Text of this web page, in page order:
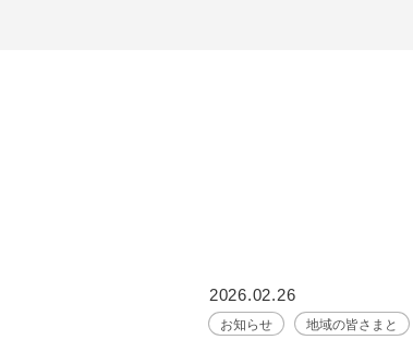
2026.02.26
お知らせ 地域の皆さまと